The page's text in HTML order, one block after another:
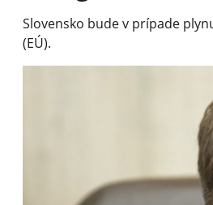
Slovensko bude v prípade
(EÚ).